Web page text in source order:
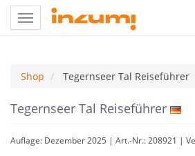
Toggle
navigation
Shop Tegernseer Tal Reiseführer
Tegernseer Tal Reiseführer
Auflage: Dezember 2025 | Art.-Nr.: 208921 |